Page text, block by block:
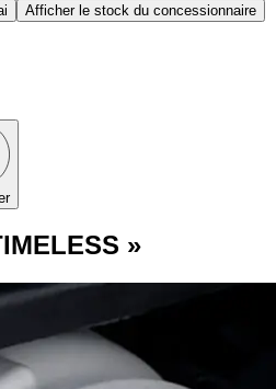
Afficher le stock du concessionnaire
»